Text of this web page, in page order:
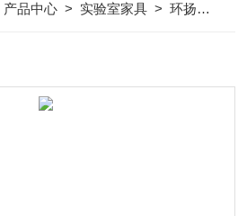
产品中心 > 实验室家具 >环扬实验台